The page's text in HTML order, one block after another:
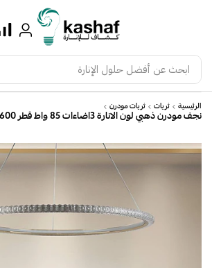
ابحث عن أفضل حلول الإنارة
الرئيسية ثريات ثريات مودرن
نجف مودرن ذهبي لون الانارة 3اضاءات 85 واط قطر 600 ملم